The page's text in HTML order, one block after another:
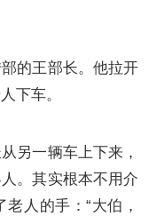
的王部长。他拉开
下车。
另一辆车上下来，
。其实根本不用介
人的手：“大伯，